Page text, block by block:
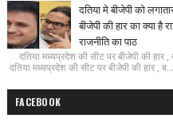
दतिया मे बीजेपी को
बीजेपी की हार का क्या है
राजनीति का पाठ
दतिया मध्यप्रदेश की सीट पर बीजेपी की हार
दतिया मध्यप्रदेश की सीट पर बीजेपी की हार , ब...
FACEBOOK